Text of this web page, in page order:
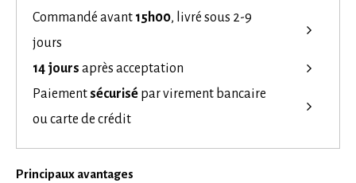
Commandé avant 15h00, livré sous 2-9
jours
14 jours après acceptation
Paiementsécurisé par virement bancaire
ou carte de crédit
Principaux avantages